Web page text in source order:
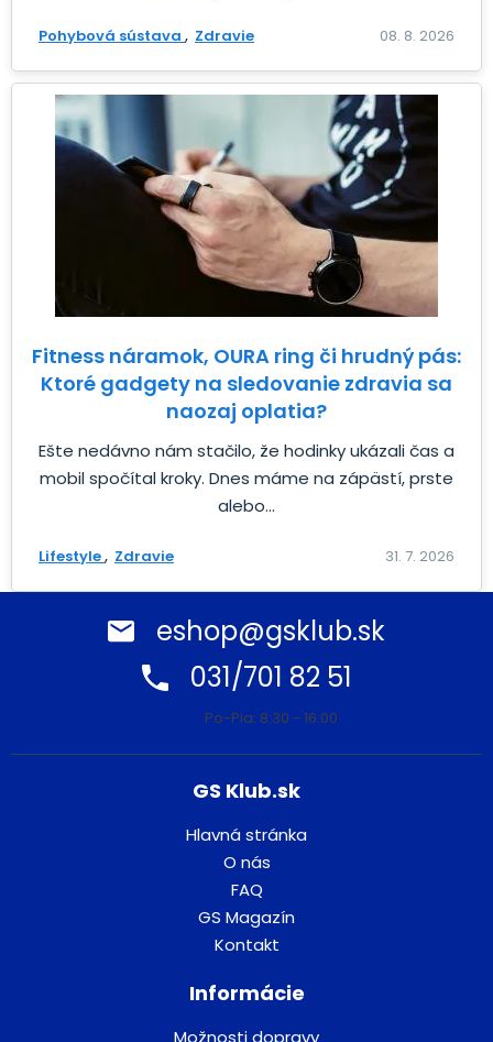
Pohybová sústava Zdravie 08. 8. 2026
Fitness náramok, OURA ring či hrudný pás:
Ktoré gadgety na sledovanie zdravia sa
naozaj oplatia?
Ešte nedávno nám stačilo, že hodinky ukázali čas a
mobil spočítal kroky. Dnes máme na zápästí, prste
alebo...
Lifestyle Zdravie 31. 7. 2026
eshop@gsklub.sk
031/701 82 51
Po-Pia: 8:30 - 16:00
GS Klub.sk
Hlavná stránka
O nás
FAQ
GS Magazín
Kontakt
Informácie
Možnosti dopravy